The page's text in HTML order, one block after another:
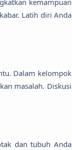
kemampuan
Latih diri Anda
Dalam kelompok
masalah. Diskusi
dan tubuh Anda